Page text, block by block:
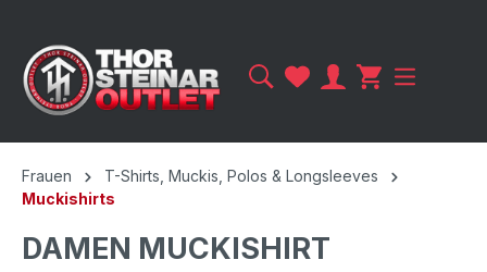
Frauen
T-Shirts, Muckis, Polos & Longsleeves
Muckishirts
DAMEN MUCKISHIRT